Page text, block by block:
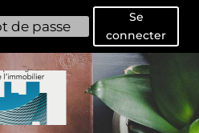
Se
connecter